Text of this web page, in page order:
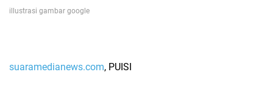
illustrasi gambar google
suaramedianews.com, PUISI